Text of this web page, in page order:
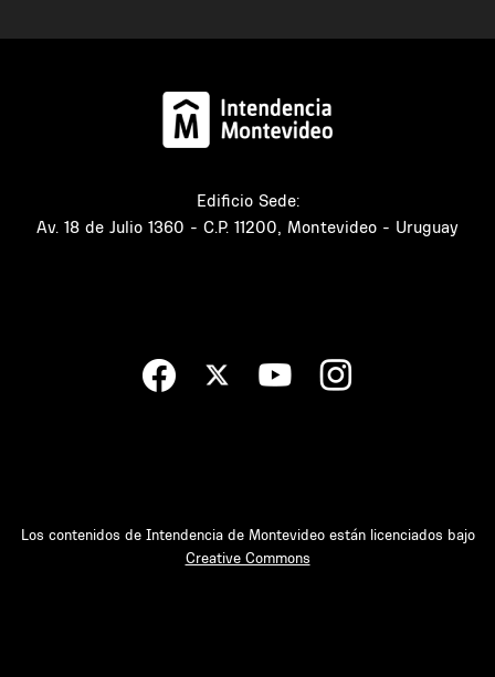
Edificio Sede:
Av. 18 de Julio 1360 - C.P. 11200, Montevideo - Uruguay
Los contenidos de Intendencia de Montevideo están licenciados bajo
Creative Commons